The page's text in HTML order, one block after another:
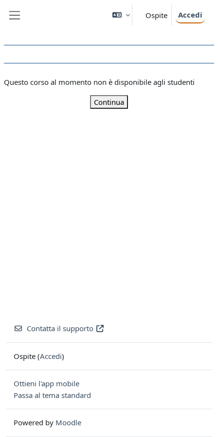
Ospite Accedi
Questo corso al momento non è disponibile agli studenti
Continua
Contatta il supporto
Ospite (Accedi)
Ottieni l'app mobile
Passa al tema standard
Powered by Moodle